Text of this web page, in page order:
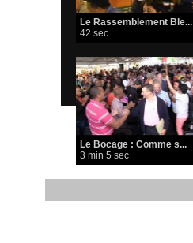
Le Rassemblement Ble...
42 sec
Le Bocage : Comme s...
3 min 5 sec